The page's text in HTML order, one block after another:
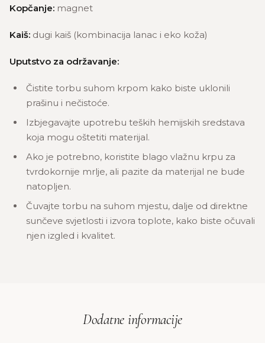
Kopčanje: magnet
Kaiš: dugi kaiš (kombinacija lanac i eko koža)
Uputstvo za održavanje:
Čistite torbu suhom krpom kako biste uklonili
prašinu i nečistoće.
Izbjegavajte upotrebu teških hemijskih sredstava
koja mogu oštetiti materijal.
Ako je potrebno, koristite blago vlažnu krpu za
tvrdokornije mrlje, ali pazite da materijal ne bude
natopljen.
Čuvajte torbu na suhom mjestu, dalje od direktne
sunčeve svjetlosti i izvora toplote, kako biste očuvali
njen izgled i kvalitet.
Dodatne informacije